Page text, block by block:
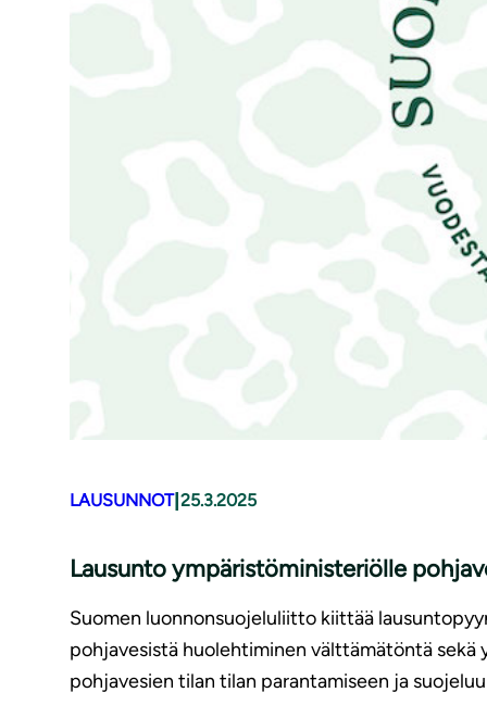
LAUSUNNOT|25.3.2025
Lausunto ympäristöministeriölle
Suomen luonnonsuojeluliitto kiittää
pohjavesistä huolehtiminen välttämätöntä sekä
pohjavesien tilan tilan parantamiseen ja